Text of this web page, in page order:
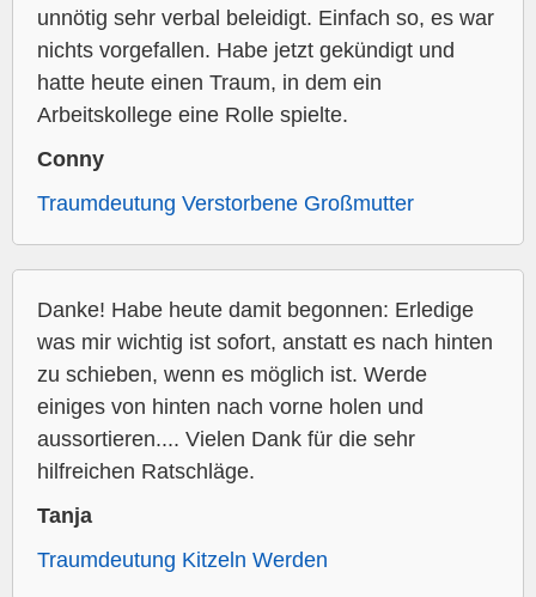
unnötig sehr verbal beleidigt. Einfach so, es war
nichts vorgefallen. Habe jetzt gekündigt und
hatte heute einen Traum, in dem ein
Arbeitskollege eine Rolle spielte.
Conny
Traumdeutung Verstorbene Großmutter
Danke! Habe heute damit begonnen: Erledige
was mir wichtig ist sofort, anstatt es nach hinten
zu schieben, wenn es möglich ist. Werde
einiges von hinten nach vorne holen und
aussortieren.... Vielen Dank für die sehr
hilfreichen Ratschläge.
Tanja
Traumdeutung Kitzeln Werden